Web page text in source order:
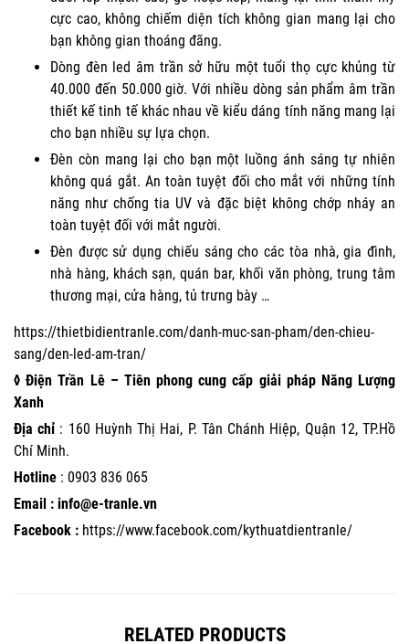
cực cao, không chiếm diện tích không gian mang lại cho
bạn không gian thoáng đãng.
Dòng đèn led âm trần sở hữu một tuổi thọ cực khủng từ
40.000 đến 50.000 giờ. Với nhiều dòng sản phẩm âm trần
thiết kế tinh tế khác nhau về kiểu dáng tính năng mang lại
cho bạn nhiều sự lựa chọn.
Đèn còn mang lại cho bạn một luồng ánh sáng tự nhiên
không quá gắt. An toàn tuyệt đối cho mắt với những tính
năng như chống tia UV và đặc biệt không chớp nháy an
toàn tuyệt đối với mắt người.
Đèn được sử dụng chiếu sáng cho các tòa nhà, gia đình,
nhà hàng, khách sạn, quán bar, khối văn phòng, trung tâm
thương mại, cửa hàng, tủ trưng bày …
https://thietbidientranle.com/danh-muc-san-pham/den-chieu-
sang/den-led-am-tran/
◊ Điện Trần Lê – Tiên phong cung cấp giải pháp Năng Lượng
Xanh
Địa chỉ : 160 Huỳnh Thị Hai, P. Tân Chánh Hiệp, Quận 12, TP.Hồ
Chí Minh.
Hotline : 0903 836 065
Email : info@e-tranle.vn
Facebook : https://www.facebook.com/kythuatdientranle/
RELATED PRODUCTS